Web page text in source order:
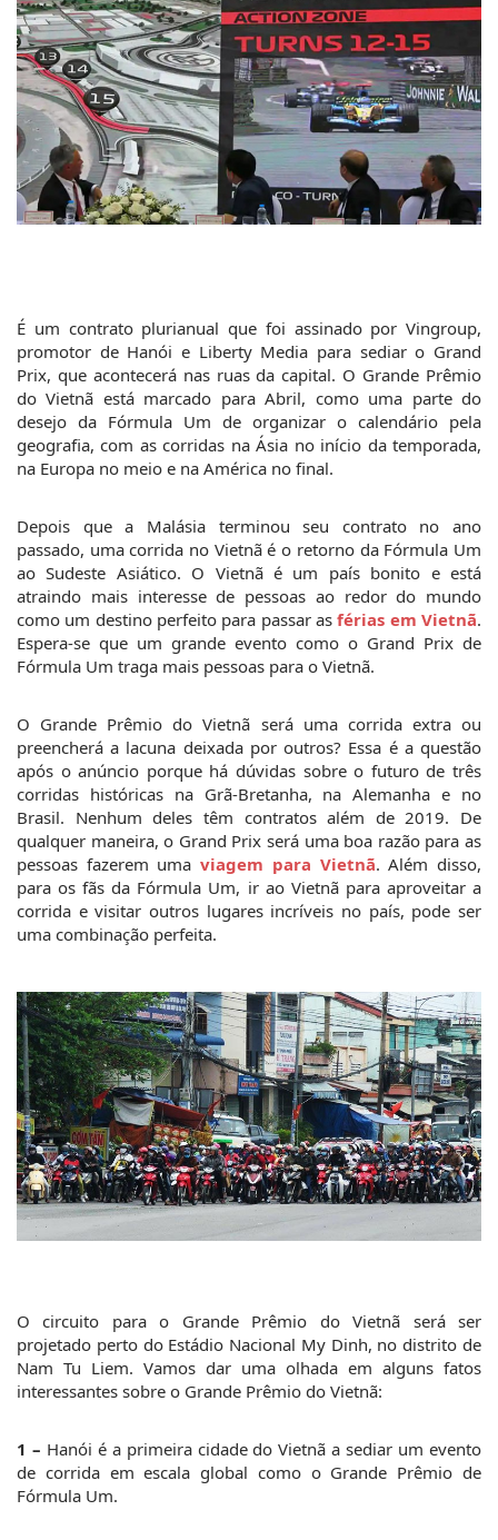
É um contrato plurianual que foi assinado por Vingroup,
promotor de Hanói e Liberty Media para sediar o Grand
Prix, que acontecerá nas ruas da capital. O Grande Prêmio
do Vietnã está marcado para Abril, como uma parte do
desejo da Fórmula Um de organizar o calendário pela
geografia, com as corridas na Ásia no início da temporada,
na Europa no meio e na América no final.
Depois que a Malásia terminou seu contrato no ano
passado, uma corrida no Vietnã é o retorno da Fórmula Um
ao Sudeste Asiático. O Vietnã é um país bonito e está
atraindo mais interesse de pessoas ao redor do mundo
como um destino perfeito para passar as férias em Vietnã.
Espera-se que um grande evento como o Grand Prix de
Fórmula Um traga mais pessoas para o Vietnã.
O Grande Prêmio do Vietnã será uma corrida extra ou
preencherá a lacuna deixada por outros? Essa é a questão
após o anúncio porque há dúvidas sobre o futuro de três
corridas históricas na Grã-Bretanha, na Alemanha e no
Brasil. Nenhum deles têm contratos além de 2019. De
qualquer maneira, o Grand Prix será uma boa razão para as
pessoas fazerem uma viagem para Vietnã. Além disso,
para os fãs da Fórmula Um, ir ao Vietnã para aproveitar a
corrida e visitar outros lugares incríveis no país, pode ser
uma combinação perfeita.
O circuito para o Grande Prêmio do Vietnã será ser
projetado perto do Estádio Nacional My Dinh, no distrito de
Nam Tu Liem. Vamos dar uma olhada em alguns fatos
interessantes sobre o Grande Prêmio do Vietnã:
1 – Hanói é a primeira cidade do Vietnã a sediar um evento
de corrida em escala global como o Grande Prêmio de
Fórmula Um.